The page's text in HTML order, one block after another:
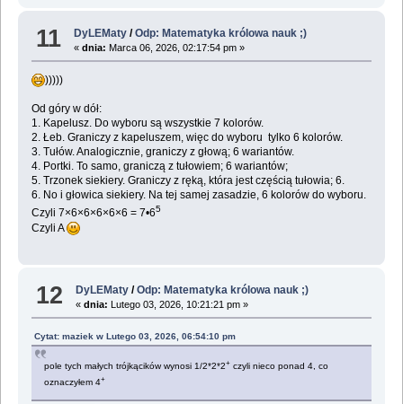
11 DyLEMaty /Odp: Matematyka królowa nauk ;)
«dnia: Marca 06, 2026, 02:17:54 pm »
)))))
Od góry w dół:
1. Kapelusz. Do wyboru są wszystkie 7 kolorów.
2. Łeb. Graniczy z kapeluszem, więc do wyboru tylko 6 kolorów.
3. Tułów. Analogicznie, graniczy z głową; 6 wariantów.
4. Portki. To samo, graniczą z tułowiem; 6 wariantów;
5. Trzonek siekiery. Graniczy z ręką, która jest częścią tułowia; 6.
6. No i głowica siekiery. Na tej samej zasadzie, 6 kolorów do wyboru.
Czyli 7×6×6×6×6×6 = 7•65
Czyli A
12 DyLEMaty /Odp: Matematyka królowa nauk ;)
«dnia: Lutego 03, 2026, 10:21:21 pm »
Cytat: maziek w Lutego 03, 2026, 06:54:10 pm
pole tych małych trójkącików wynosi 1/2*2*2+czyli nieco ponad 4, co
oznaczyłem 4+